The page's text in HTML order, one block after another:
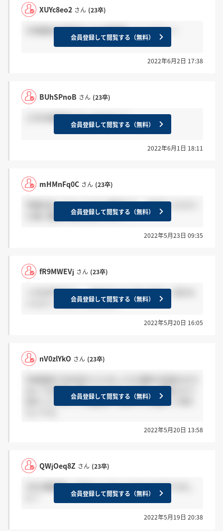
XUYc8eo2 さん (23卒)
3次面接の結果来た方は感謝押してくださいー
会員登録して閲覧する（無料）
2022年6月2日 17:38
BUhSPnoB さん (23卒)
三次の結果来た方いますか？？
会員登録して閲覧する（無料）
2022年6月1日 18:11
mHMnFq0C さん (23卒)
早期内定いただいた方に質問です。 内定をいただい
た後に面談の案内来ましたか？？
会員登録して閲覧する（無料）
2022年5月23日 09:35
fR9MWEVj さん (23卒)
＞nV0zlYkOさん おめでとうございます！ 自分も
いただくことができました！
会員登録して閲覧する（無料）
2022年5月20日 16:05
nV0zlYkO さん (23卒)
はとても親身に聞いてくださったので、緊張されて
詰まってしまっても最後まで諦めずに頑張って頂き
会員登録して閲覧する（無料）
2022年5月20日 13:58
QWjOeq8Z さん (23卒)
3次の履歴書って皆さんどのようなものでやりまし
会員登録して閲覧する（無料）
2022年5月19日 20:38